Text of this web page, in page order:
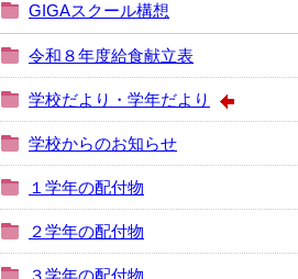
GIGAスクール構想
令和８年度給食献立表
学校だより・学年だより
学校からのお知らせ
１学年の配付物
２学年の配付物
３学年の配付物